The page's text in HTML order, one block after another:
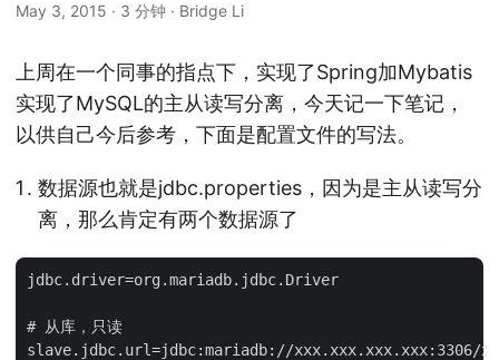
May 3, 2015 · 3 分钟 · Bridge Li
上周在一个同事的指点下，实现了Spring加Mybatis
实现了MySQL的主从读写分离，今天记一下笔记，
以供自己今后参考，下面是配置文件的写法。
数据源也就是jdbc.properties，因为是主从读写分
离，那么肯定有两个数据源了
jdbc.driver=org.mariadb.jdbc.Driver
# 从库，只读
slave.jdbc.url=jdbc:mariadb://xxx.xxx.xxx.xxx:3306/